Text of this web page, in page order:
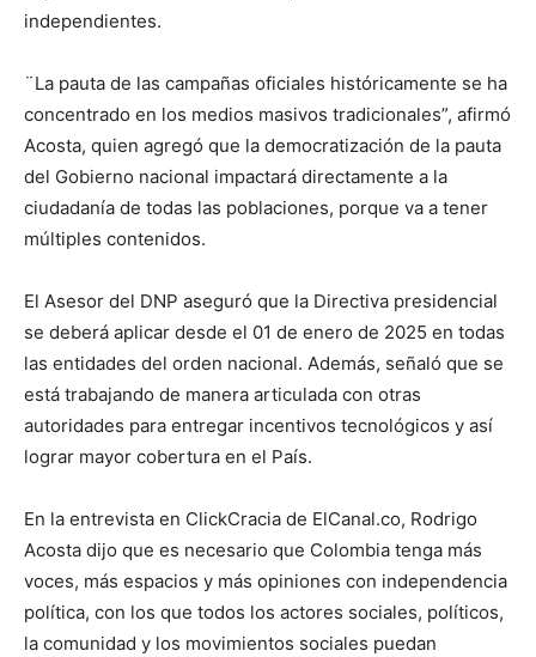
independientes.
¨La pauta de las campañas oficiales históricamente se ha
concentrado en los medios masivos tradicionales”, afirmó
Acosta, quien agregó que la democratización de la pauta
del Gobierno nacional impactará directamente a la
ciudadanía de todas las poblaciones, porque va a tener
múltiples contenidos.
El Asesor del DNP aseguró que la Directiva presidencial
se deberá aplicar desde el 01 de enero de 2025 en todas
las entidades del orden nacional. Además, señaló que se
está trabajando de manera articulada con otras
autoridades para entregar incentivos tecnológicos y así
lograr mayor cobertura en el País.
En la entrevista en ClickCracia de ElCanal.co, Rodrigo
Acosta dijo que es necesario que Colombia tenga más
voces, más espacios y más opiniones con independencia
política, con los que todos los actores sociales, políticos,
la comunidad y los movimientos sociales puedan